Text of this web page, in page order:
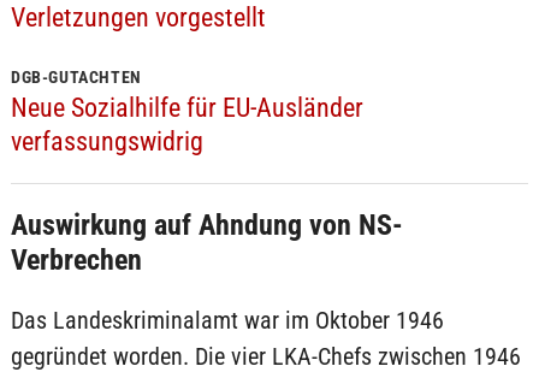
Verletzungen vorgestellt
DGB-GUTACHTEN
Neue Sozialhilfe für EU-Ausländer
verfassungswidrig
Auswirkung auf Ahndung von NS-
Verbrechen
Das Landeskriminalamt war im Oktober 1946
gegründet worden. Die vier LKA-Chefs zwischen 1946